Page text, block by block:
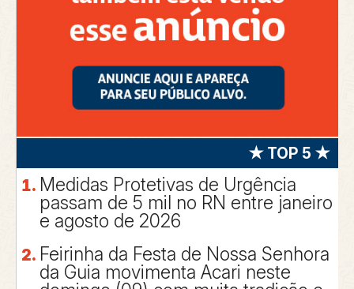
★ TOP 5 ★
Medidas Protetivas de Urgência
passam de 5 mil no RN entre janeiro
e agosto de 2026
Feirinha da Festa de Nossa Senhora
da Guia movimenta Acari neste